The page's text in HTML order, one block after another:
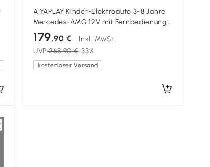
AIYAPLAY Kinder-Elektroauto 3-8 Jahre
Mercedes-AMG 12V mit Fernbedienung,
LED-Lichtern, Transportrollen, Orange
179,90 €
Inkl. MwSt.
UVP268,90 €-33%
kostenloser Versand